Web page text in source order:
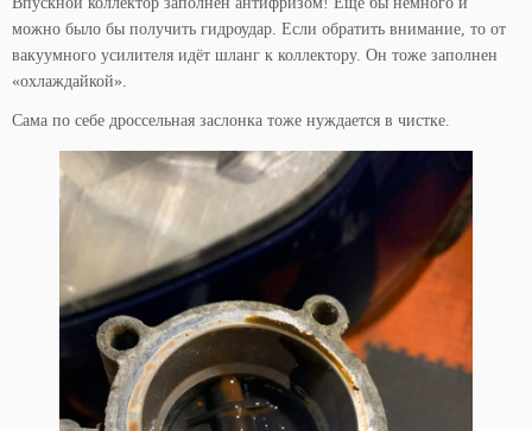
можно было бы получить гидроудар. Если обратить внимание, то от
вакуумного усилителя идёт шланг к коллектору. Он тоже заполнен
«охлаждайкой».
Сама по себе дроссельная заслонка тоже нуждается в чистке.